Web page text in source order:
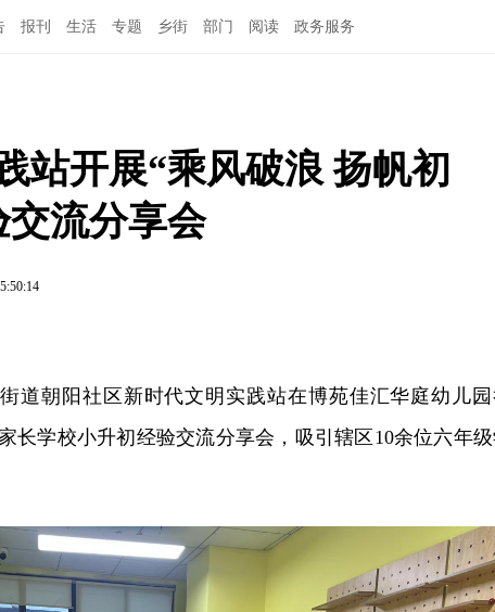
报刊 生活 专题 乡街 部门 阅读 政务服务
站开展“乘风破浪 扬帆初
流分享会
道朝阳社区新时代文明实践站在博苑佳汇华庭幼儿
长学校小升初经验交流分享会，吸引辖区10余位六年